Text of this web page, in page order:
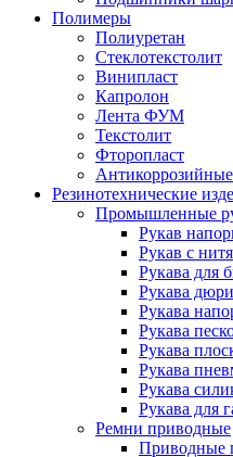
Полимеры
Полиуретан
Стеклотекстолит
Винипласт
Капролон
Лента ФУМ
Текстолит
Фторопласт
Резинотехнические
Промышленные
Рукав
Рукав с
Рукава для
Рукава
Рукава
Рукава
Рукава
Рукава
Рукава
Рукава для
Ремни приводные
Приводные